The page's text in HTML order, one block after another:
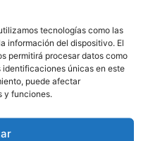
tecnologías como las
información del dispositivo. El
permitirá procesar datos como
únicas en este
puede afectar
y funciones.
gastronómica? El
a Tarifa